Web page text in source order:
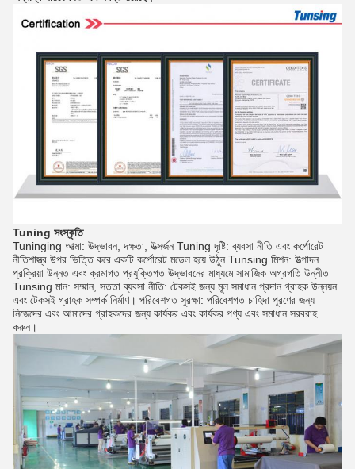
Tuning সংস্কৃতি
Tuninging আত্মা: উদ্ভাবন, দক্ষতা, উত্সর্জন Tuning দৃষ্টি: ব্যবসা নীতি এবং কর্পোরেট
নীতিশাস্ত্র উপর ভিত্তি করে একটি কর্পোরেট মডেল হয়ে উঠুন Tunsing মিশন: উত্পাদন
প্রক্রিয়া উন্নত এবং ক্রমাগত প্রযুক্তিগত উদ্ভাবনের মাধ্যমে সামাজিক অগ্রগতি উন্নীত
Tunsing মান: সম্মান, সততা ব্যবসা নীতি: টেকসই জন্য মূল সমাধান প্রদান গ্রাহক উন্নয়ন
এবং টেকসই গ্রাহক সম্পর্ক নির্মাণ। পরিবেশগত সুরক্ষা: পরিবেশগত চাহিদা পূরণের জন্য
নিজেদের এবং আমাদের গ্রাহকদের জন্য কার্যকর এবং কার্যকর পণ্য এবং সমাধান সরবরাহ
করুন।